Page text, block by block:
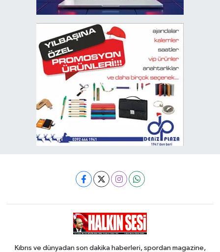
Kıbrıs ve dünyadan son dakika haberleri, spordan magazine,